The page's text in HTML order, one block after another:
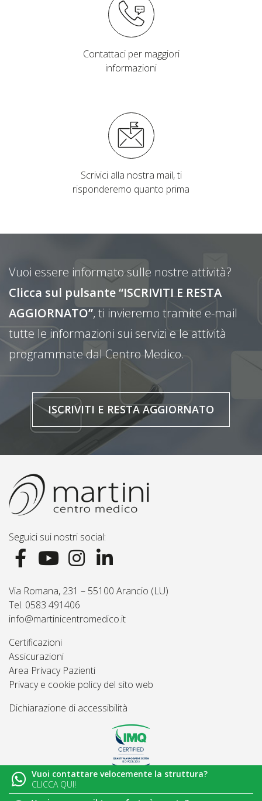
Contattaci per maggiori
informazioni
Scrivici alla nostra mail, ti
risponderemo quanto prima
Vuoi essere informato sulle nostre attività?
Clicca sul pulsante “ISCRIVITI E RESTA
AGGIORNATO”, ti invieremo tramite e-mail
tutte le informazioni sui servizi e le attività
programmate dal Centro Medico.
ISCRIVITI E RESTA AGGIORNATO
Seguici sui nostri social:
Via Romana, 231 – 55100 Arancio (LU)
Tel. 0583 491406
info@martinicentromedico.it
Certificazioni
Assicurazioni
Area Privacy Pazienti
Privacy e cookie policy del sito web
Dichiarazione di accessibilità
© 2026Martini Centro Medico - Lucca
Vuoi contattare velocemente la struttura?
CLICCA QUI!